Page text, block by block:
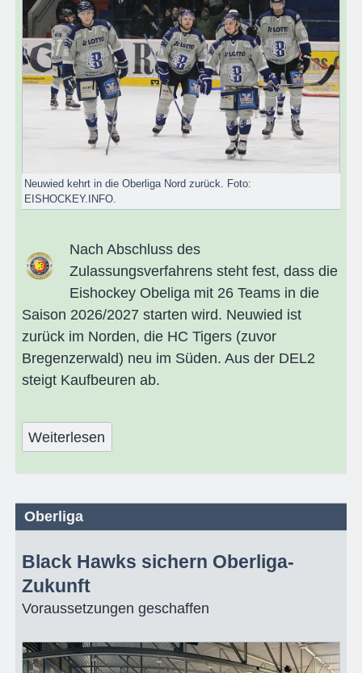
Neuwied kehrt in die Oberliga Nord zurück. Foto:
EISHOCKEY.INFO.
Nach Abschluss des
Zulassungsverfahrens steht fest, dass die
Eishockey Obeliga mit 26 Teams in die
Saison 2026/2027 starten wird. Neuwied ist
zurück im Norden, die HC Tigers (zuvor
Bregenzerwald) neu im Süden. Aus der DEL2
steigt Kaufbeuren ab.
Weiterlesen
Oberliga
Black Hawks sichern Oberliga-
Zukunft
Voraussetzungen geschaffen